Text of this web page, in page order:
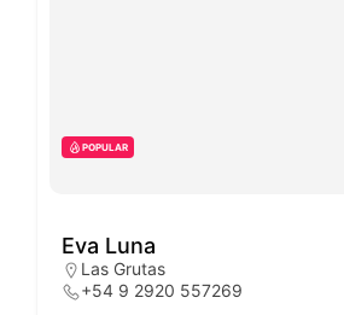
POPULAR
Eva Luna
Las Grutas
+54 9 2920 557269